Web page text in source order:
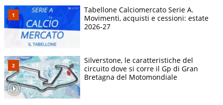
Tabellone Calciomercato Serie A.
Movimenti, acquisti e cessioni: estate
2026-27
Silverstone, le caratteristiche del
circuito dove si corre il Gp di Gran
Bretagna del Motomondiale